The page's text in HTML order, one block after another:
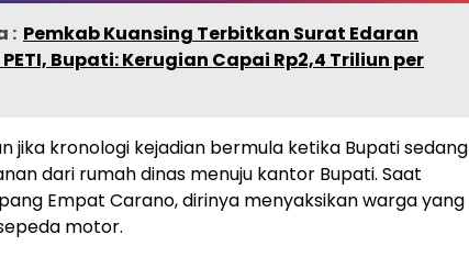
: Pemkab Kuansing Terbitkan Surat Edaran
Bupati: Kerugian Capai Rp2,4 Triliun per
jika kronologi kejadian bermula ketika Bupati sedang
dari rumah dinas menuju kantor Bupati. Saat
Empat Carano, dirinya menyaksikan warga yang
motor.